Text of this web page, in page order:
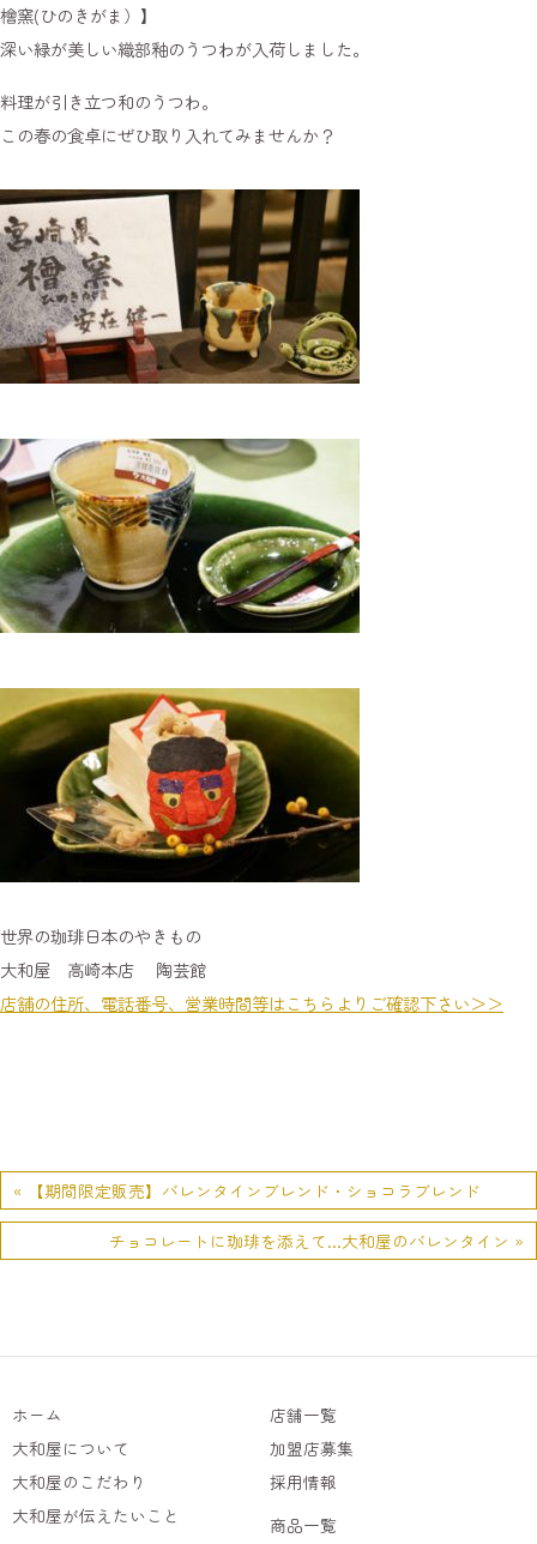
檜窯(ひのきがま）】
深い緑が美しい織部釉のうつわが入荷しました。
料理が引き立つ和のうつわ。
この春の食卓にぜひ取り入れてみませんか？
世界の珈琲日本のやきもの
大和屋 高崎本店 陶芸館
店舗の住所、電話番号、営業時間等はこちらよりご確認下さい＞＞
« 【期間限定販売】バレンタインブレンド・ショコラブレンド
チョコレートに珈琲を添えて…大和屋のバレンタイン »
ホーム
大和屋について
大和屋のこだわり
大和屋が伝えたいこと
店舗一覧
加盟店募集
採用情報
商品一覧